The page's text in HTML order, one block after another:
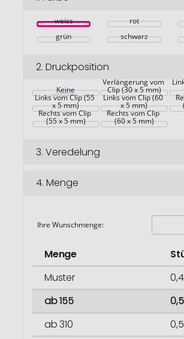
weiss rot
grün
schwarz
2. Druckposition
Keine
Verlängerung vom
Clip (30 x 5 mm)
Links vom Clip (55
x 5 mm)
Links vom Clip (60
x 5 mm)
Rechts vom Clip
(55 x 5 mm)
Rechts vom Clip
(60 x 5 mm)
3. Veredelung
4. Menge
Ihre Wunschmenge:
Menge
Muster
ab 155
ab 310